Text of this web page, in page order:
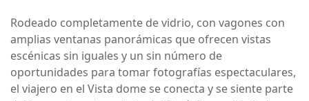
Rodeado completamente de vidrio, con vagones con
amplias ventanas panorámicas que ofrecen vistas
escénicas sin iguales y un sin número de
oportunidades para tomar fotografías espectaculares,
el viajero en el Vista dome se conecta y se siente parte